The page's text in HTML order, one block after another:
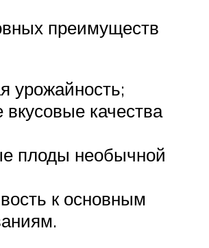
преимуществ
урожайность;
вкусовые качества
плоды необычной
к основным